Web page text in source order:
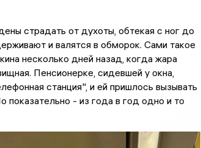
страдать от духоты, обтекая с ног до
и валятся в обморок. Сами такое
несколько дней назад, когда жара
Пенсионерке, сидевшей у окна,
станция", и ей пришлось вызывать
- из года в год одно и то